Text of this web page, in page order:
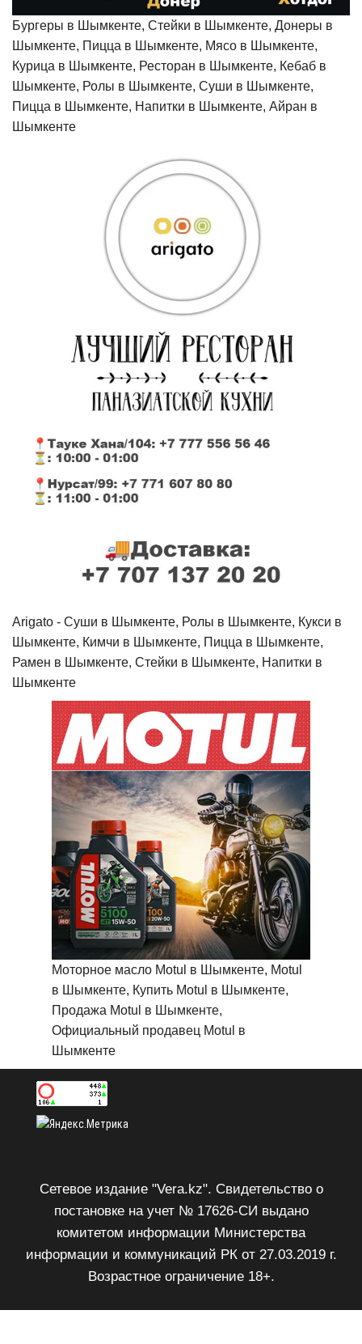
Бургеры в Шымкенте, Стейки в Шымкенте, Донеры в
Шымкенте, Пицца в Шымкенте, Мясо в Шымкенте,
Курица в Шымкенте, Ресторан в Шымкенте, Кебаб в
Шымкенте, Ролы в Шымкенте, Суши в Шымкенте,
Пицца в Шымкенте, Напитки в Шымкенте, Айран в
Шымкенте
Arigato - Cуши в Шымкенте, Ролы в Шымкенте, Кукси в
Шымкенте, Кимчи в Шымкенте, Пицца в Шымкенте,
Рамен в Шымкенте, Стейки в Шымкенте, Напитки в
Шымкенте
Моторное масло Motul в Шымкенте, Motul
в Шымкенте, Купить Motul в Шымкенте,
Продажа Motul в Шымкенте,
Официальный продавец Motul в
Шымкенте
Сетевое издание "Vera.kz". Свидетельство о
постановке на учет № 17626-СИ выдано
комитетом информации Министерства
информации и коммуникаций РК от 27.03.2019 г.
Возрастное ограничение 18+.